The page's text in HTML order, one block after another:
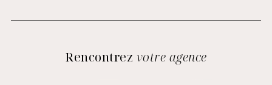
Rencontrez votre agence